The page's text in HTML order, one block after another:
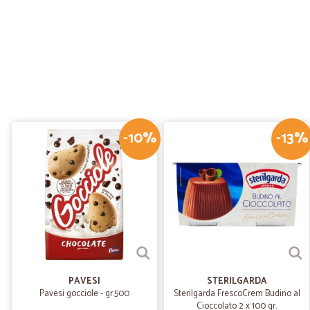
-10%
PAVESI
Pavesi gocciole - gr.500
-13%
STERILGARDA
Sterilgarda FrescoCrem Budino al
Cioccolato 2 x 100 gr.